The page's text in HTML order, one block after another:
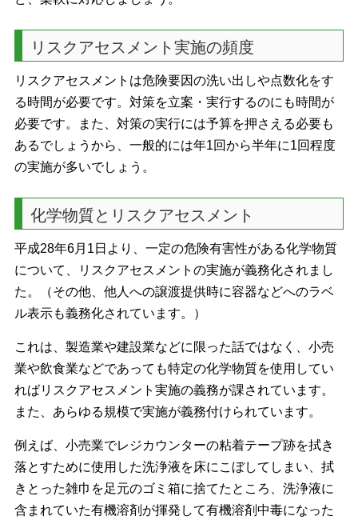
リスクアセスメント実施の頻度
リスクアセスメントは危険要因の洗い出しや点数化をす
る時間が必要です。対策を立案・実行するのにも時間が
必要です。また、対策の実行には予算を押さえる必要も
あるでしょうから、一般的には年1回から半年に1回程度
の実施が多いでしょう。
化学物質とリスクアセスメント
平成28年6月1日より、一定の危険有害性がある化学物質
について、リスクアセスメントの実施が義務化されまし
た。（その他、他人への譲渡提供時に容器などへのラベ
ル表示も義務化されています。）
これは、製造業や建設業などに限った話ではなく、小売
業や飲食業などであっても特定の化学物質を使用してい
ればリスクアセスメント実施の義務が課されています。
また、あらゆる規模で実施が義務付けられています。
例えば、小売業でレジカウンターの粘着テープ跡を拭き
落とすために使用した洗浄液を床にこぼしてしまい、拭
きとった雑巾を足元のゴミ箱に捨てたところ、洗浄液に
含まれていた有機溶剤が揮発して有機溶剤中毒になった